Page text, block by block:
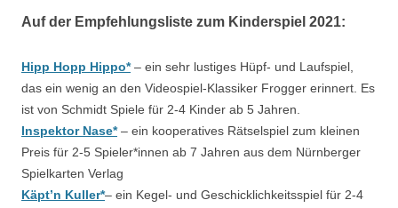
Auf der Empfehlungsliste zum Kinderspiel 2021:
Hipp Hopp Hippo*– ein sehr lustiges Hüpf- und Laufspiel,
das ein wenig an den Videospiel-Klassiker Frogger erinnert. Es
ist von Schmidt Spiele für 2-4 Kinder ab 5 Jahren.
Inspektor Nase*– ein kooperatives Rätselspiel zum kleinen
Preis für 2-5 Spieler*innen ab 7 Jahren aus dem Nürnberger
Spielkarten Verlag
Käpt’n Kuller*– ein Kegel- und Geschicklichkeitsspiel für 2-4